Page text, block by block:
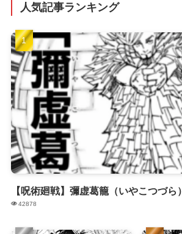
人気記事ランキング
【呪術廻戦】彌虚葛籠（いやこつづら）
42878